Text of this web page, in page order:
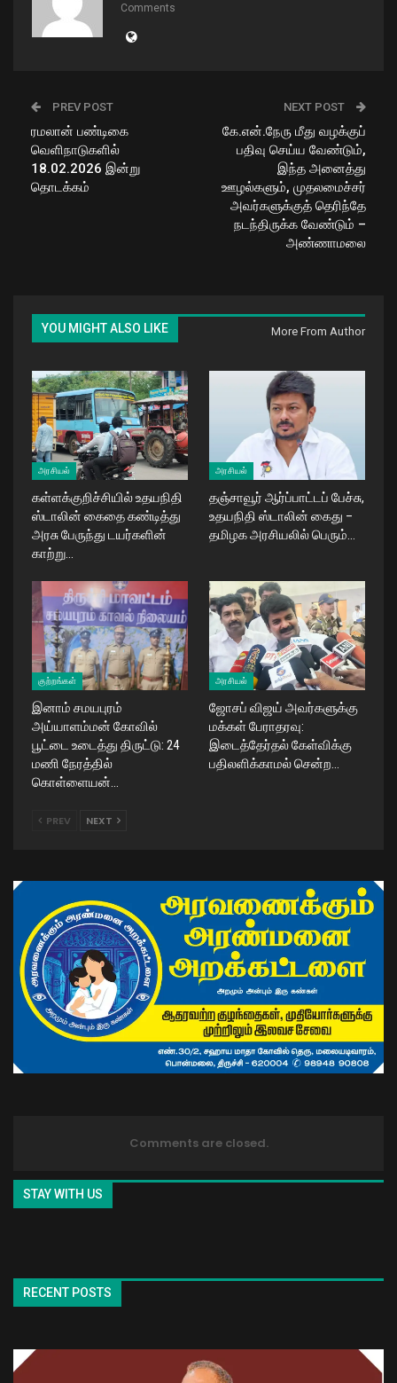
Comments
PREV POST
ரமலான் பண்டிகை
வெளிநாடுகளில்
18.02.2026 இன்று
தொடக்கம்
NEXT POST
கே.என்.நேரு மீது வழக்குப்
பதிவு செய்ய வேண்டும்,
இந்த அனைத்து
ஊழல்களும், முதலமைச்சர்
அவர்களுக்குத் தெரிந்தே
நடந்திருக்க வேண்டும் –
அண்ணாமலை
YOU MIGHT ALSO LIKE More From Author
அரசியல்
கள்ளக்குறிச்சியில் உதயநிதி
ஸ்டாலின் கைதை கண்டித்து
அரசு பேருந்து டயர்களின்
காற்று…
அரசியல்
தஞ்சாவூர் ஆர்ப்பாட்டப் பேச்சு,
உதயநிதி ஸ்டாலின் கைது –
தமிழக அரசியலில் பெரும்…
குற்றங்கள்
இனாம் சமயபுரம்
அய்யாளம்மன் கோவில்
பூட்டை உடைத்து திருட்டு: 24
மணி நேரத்தில்
கொள்ளையன்…
அரசியல்
ஜோசப் விஜய் அவர்களுக்கு
மக்கள் பேராதரவு:
இடைத்தேர்தல் கேள்விக்கு
பதிலளிக்காமல் சென்ற…
PREV NEXT
Comments are closed.
STAY WITH US
RECENT POSTS